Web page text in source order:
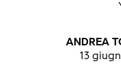
ANDREA
13